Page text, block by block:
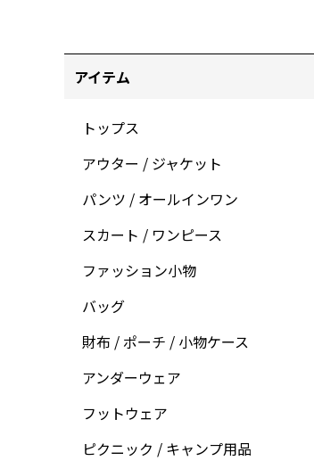
アイテム
トップス
アウター / ジャケット
パンツ / オールインワン
スカート / ワンピース
ファッション小物
バッグ
財布 / ポーチ / 小物ケース
アンダーウェア
フットウェア
ピクニック / キャンプ用品